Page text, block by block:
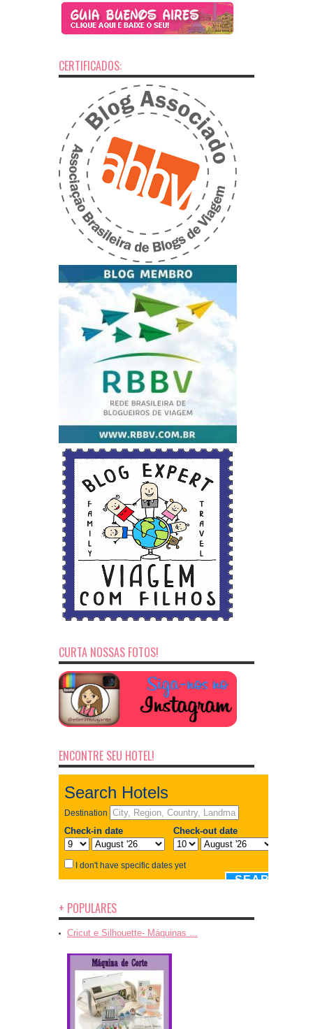
CERTIFICADOS:
CURTA NOSSAS FOTOS!
ENCONTRE SEU HOTEL!
+ POPULARES
Cricut e Silhouette- Máquinas ...